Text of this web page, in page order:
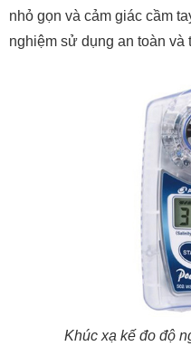
nhỏ gọn và cảm giác cầm
nghiệm sử dụng an toàn
Khúc xạ kế đo độ